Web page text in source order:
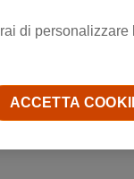
di personalizzare
ACCETTA